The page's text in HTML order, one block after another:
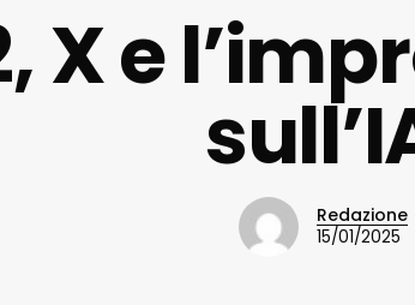
X e
Redazione
15/01/2025